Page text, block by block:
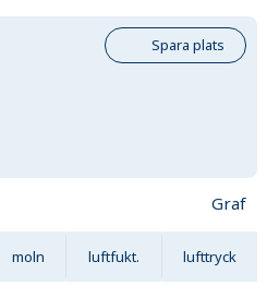
Spara plats
Graf
moln luftfukt. lufttryck